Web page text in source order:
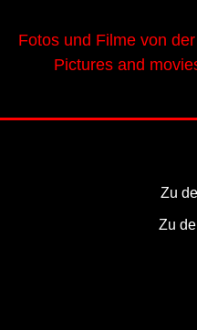
Fotos und Filme von
Pictures and
Zu
Zu